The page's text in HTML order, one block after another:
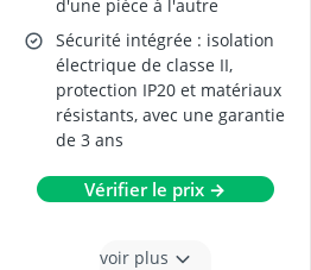
d'une pièce à l'autre
Sécurité intégrée : isolation
électrique de classe II,
protection IP20 et matériaux
résistants, avec une garantie
de 3 ans
Vérifier le prix →
voir plus